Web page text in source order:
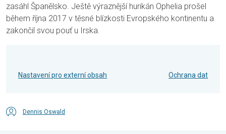
zasáhl Španělsko. Ještě výraznější hurikán Ophelia prošel
během října 2017 v těsné blízkosti Evropského kontinentu a
zakončil svou pouť u Irska.
Nastavení pro externí obsah Ochrana dat
Dennis Oswald